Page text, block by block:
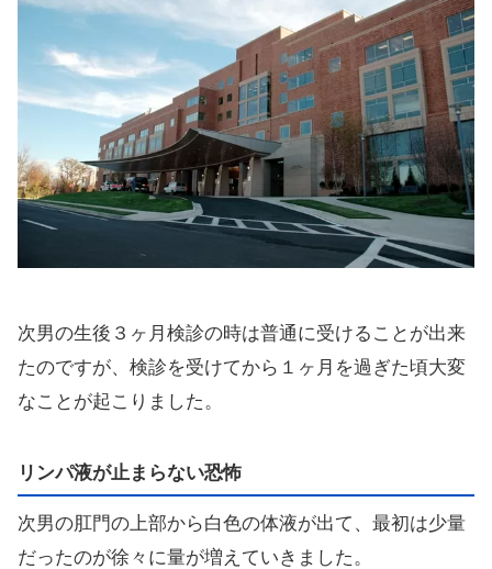
次男の生後３ヶ月検診の時は普通に受けることが出来
たのですが、検診を受けてから１ヶ月を過ぎた頃大変
なことが起こりました。
リンパ液が止まらない恐怖
次男の肛門の上部から白色の体液が出て、最初は少量
だったのが徐々に量が増えていきました。